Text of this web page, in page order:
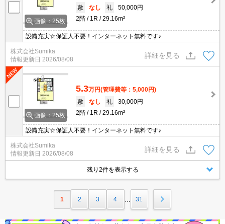
画像：25枚
敷
なし 礼
50,000円
2階
1R 29.16m²
設備充実☆保証人不要！インターネット無料です♪
株式会社Sumika
情報更新日 2026/08/08
詳細を見る
画像：25枚
5.3万円(管理費等：5,000円)
敷
なし 礼
30,000円
2階
1R 29.16m²
設備充実☆保証人不要！インターネット無料です♪
株式会社Sumika
情報更新日 2026/08/08
詳細を見る
残り2件を表示する
1 2 3 4 31